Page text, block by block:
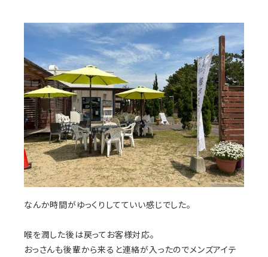
なんか時間がゆっくりしてていい感じでした。
喉を潤した後は戻ってお客様対応。
おっさんも後輩から来ると連絡が入ったのでメンズアイテ